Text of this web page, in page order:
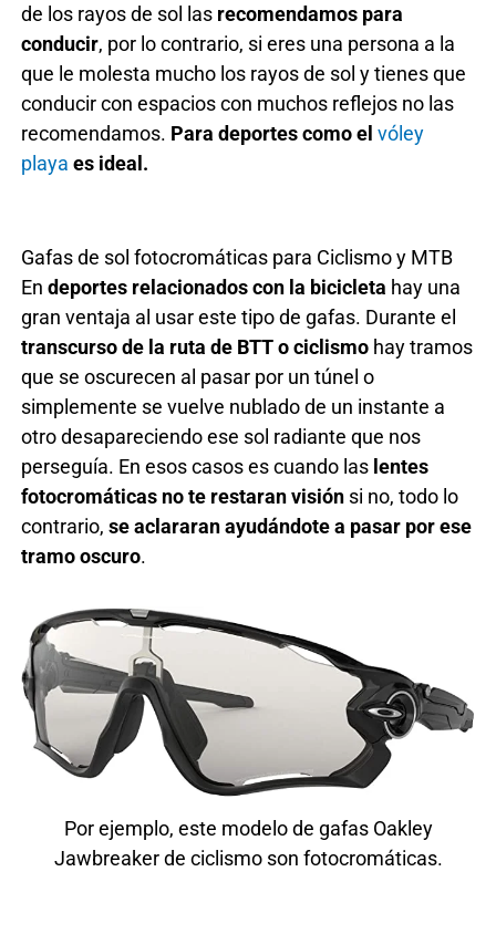
de los rayos de sol las recomendamos para
conducir, por lo contrario, si eres una persona a la
que le molesta mucho los rayos de sol y tienes que
conducir con espacios con muchos reflejos no las
recomendamos. Para deportes como el vóley
playa es ideal.
Gafas de sol fotocromáticas para Ciclismo y MTB
En deportes relacionados con la bicicleta hay una
gran ventaja al usar este tipo de gafas. Durante el
transcurso de la ruta de BTTo ciclismohay tramos
que se oscurecen al pasar por un túnel o
simplemente se vuelve nublado de un instante a
otro desapareciendo ese sol radiante que nos
perseguía. En esos casos es cuando las lentes
fotocromáticas no te restaran visiónsi no, todo lo
contrario, se aclararan ayudándote a pasar por ese
tramo oscuro.
Por ejemplo, este modelo de gafas Oakley
Jawbreaker de ciclismo son fotocromáticas.